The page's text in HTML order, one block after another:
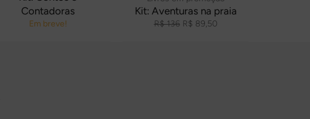
Contadoras
Em breve!
Kit: Aventuras na praia
Preço
R$ 136 Preço
R$ 89,50